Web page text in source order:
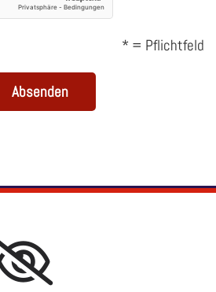
* = Pflichtfeld